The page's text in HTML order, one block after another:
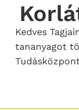
Kedves
tananyagot